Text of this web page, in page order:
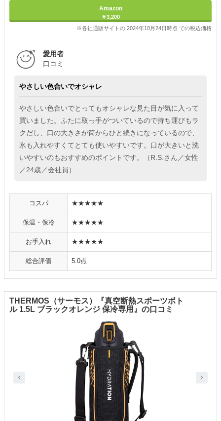
Amazon
￥3,200
※各社通販サイトの 2024年10月24日時点 での税込価格
愛用者
口コミ
やさしい色合いでオシャレ
やさしい色合いでとってもオシャレな見た目が気に入って
買いました。ふたに取っ手がついているので持ち運びもラ
クだし、口の大きさが筒からひと続きになっているので、
氷も入れやすくてとても使いやすいです。口が大きいと洗
いやすいのもおすすめのポイントです。（R.S.さん／女性
／24歳／会社員）
コスパ ★★★★★
保温・保冷 ★★★★★
お手入れ ★★★★★
総合評価 5.0点
THERMOS（サーモス）『真空断熱スポーツボト
ル 1.5L ブラックオレンジ 保冷専用』の口コミ